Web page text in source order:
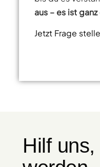
aus – es ist
Jetzt Frage
Hilf